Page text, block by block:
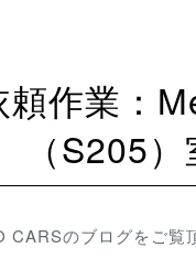
（S205
CARSのブログをご覧